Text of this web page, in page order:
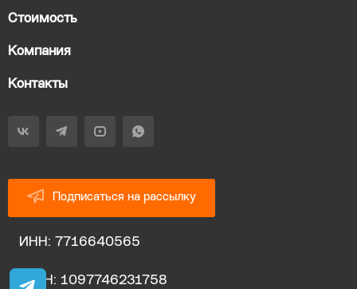
Стоимость
Компания
Контакты
Подписаться на рассылку
ИНН: 7716640565
ОГРН: 1097746231758